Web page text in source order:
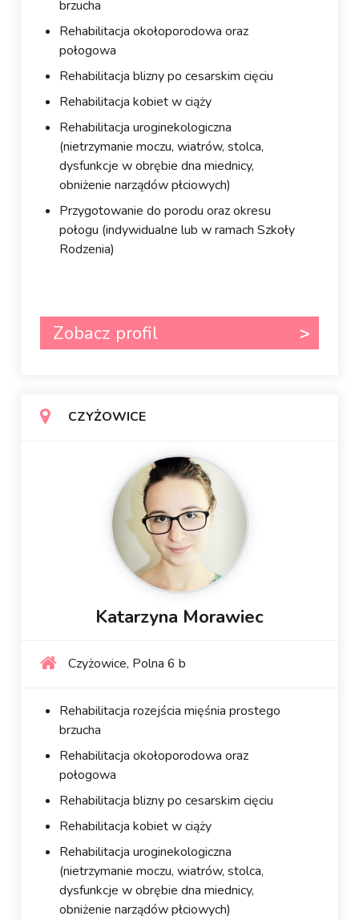
brzucha
Rehabilitacja okołoporodowa oraz
połogowa
Rehabilitacja blizny po cesarskim cięciu
Rehabilitacja kobiet w ciąży
Rehabilitacja uroginekologiczna
(nietrzymanie moczu, wiatrów, stolca,
dysfunkcje w obrębie dna miednicy,
obniżenie narządów płciowych)
Przygotowanie do porodu oraz okresu
połogu (indywidualne lub w ramach Szkoły
Rodzenia)
Zobacz profil
CZYŻOWICE
Katarzyna Morawiec
Czyżowice, Polna 6 b
Rehabilitacja rozejścia mięśnia prostego
brzucha
Rehabilitacja okołoporodowa oraz
połogowa
Rehabilitacja blizny po cesarskim cięciu
Rehabilitacja kobiet w ciąży
Rehabilitacja uroginekologiczna
(nietrzymanie moczu, wiatrów, stolca,
dysfunkcje w obrębie dna miednicy,
obniżenie narządów płciowych)